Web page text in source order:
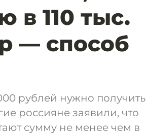
в 110 тыс.
— способ
рублей нужно получить
россияне заявили, что
сумму не менее чем в